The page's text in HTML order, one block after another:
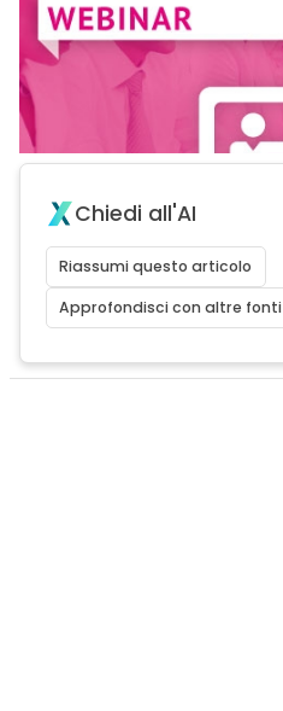
Chiedi all'AI
Riassumi questo articolo
Approfondisci con altre fonti